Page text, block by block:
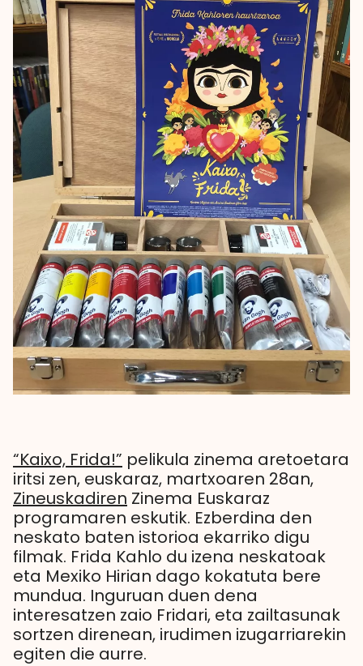
“Kaixo, Frida!” pelikula zinema aretoetara
iritsi zen, euskaraz, martxoaren 28an,
Zineuskadiren Zinema Euskaraz
programaren eskutik. Ezberdina den
neskato baten istorioa ekarriko digu
filmak. Frida Kahlo du izena neskatoak
eta Mexiko Hirian dago kokatuta bere
mundua. Inguruan duen dena
interesatzen zaio Fridari, eta zailtasunak
sortzen direnean, irudimen izugarriarekin
egiten die aurre.